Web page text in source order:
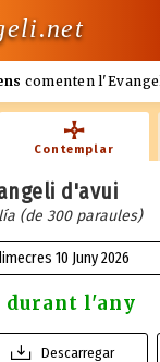
comenten
Contemplar
d'avui
(de 300 paraules)
10 Juny 2026
durant l'any
Descarregar